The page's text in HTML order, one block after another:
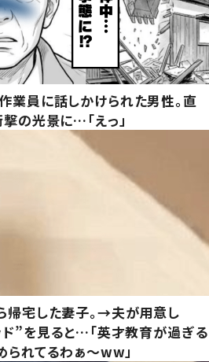
員に話しかけられた男性。直
の光景に…「えっ」
帰宅した妻子。→夫が用意し
”を見ると…「英才教育が過ぎる
られてるわぁ～ww」